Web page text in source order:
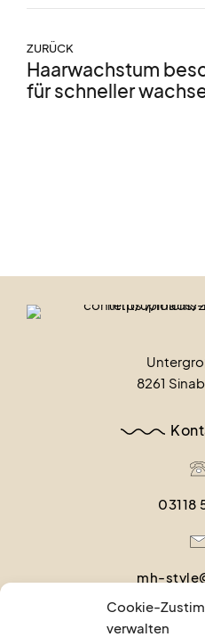
Cookie-
verwalten
ZURÜCK
Haarwachstum
für schneller
8261
03118
mh-